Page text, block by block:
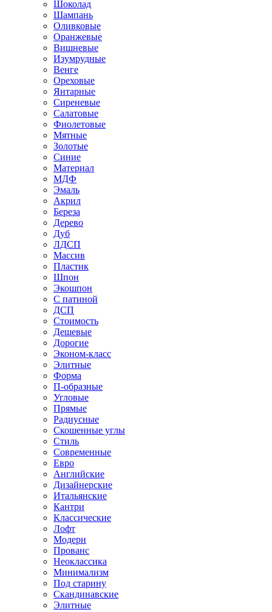
Шоколад
Шампань
Оливковые
Оранжевые
Вишневые
Изумрудные
Венге
Ореховые
Янтарные
Сиреневые
Салатовые
Фиолетовые
Мятные
Золотые
Синие
Материал
МДФ
Эмаль
Акрил
Береза
Дерево
Дуб
ЛДСП
Массив
Пластик
Шпон
Экошпон
С патиной
ДСП
Стоимость
Дешевые
Дорогие
Эконом-класс
Элитные
Форма
П-образные
Угловые
Прямые
Радиусные
Скошенные углы
Стиль
Современные
Евро
Английские
Дизайнерские
Итальянские
Кантри
Классические
Лофт
Модерн
Прованс
Неоклассика
Минимализм
Под старину
Скандинавские
Элитные